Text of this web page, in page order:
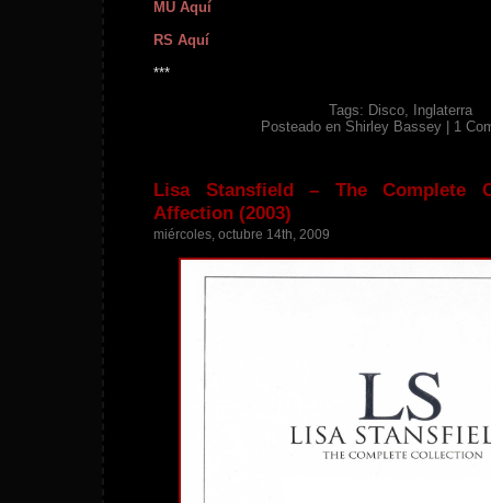
MU Aquí
RS Aquí
***
Tags: Disco,
Inglaterra
Posteado en Shirley Bassey 1
Lisa Stansfield – The Complete
Affection (2003)
miércoles, octubre 14th, 2009